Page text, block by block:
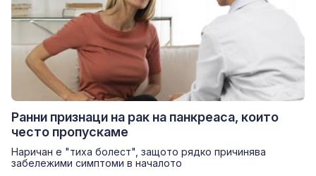
Ранни признаци на рак на панкреаса, които
често пропускаме
Наричан е "тиха болест", защото рядко причинява
забележими симптоми в началото